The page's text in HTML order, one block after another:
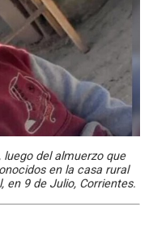
luego del almuerzo que
en la casa rural
en 9 de Julio, Corrientes.